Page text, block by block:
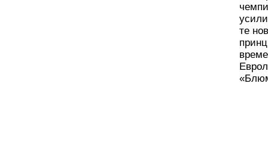
те